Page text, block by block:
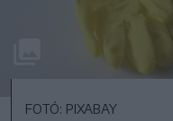
FOTÓ: PIXABAY